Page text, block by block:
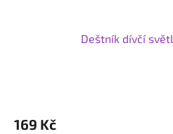
Deštník dívčí
169 Kč